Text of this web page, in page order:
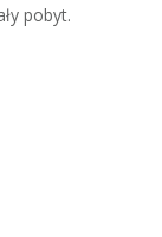
pobyt.